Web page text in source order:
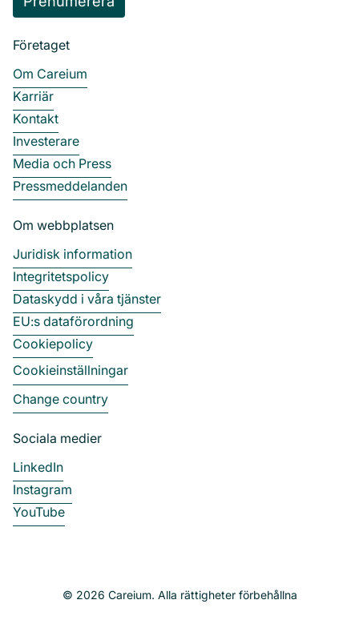
Företaget
Om Careium
Karriär
Kontakt
Investerare
Media och Press
Pressmeddelanden
Om webbplatsen
Juridisk information
Integritetspolicy
Dataskydd i våra tjänster
EU:s dataförordning
Cookiepolicy
Cookieinställningar
Change country
Sociala medier
LinkedIn
Instagram
YouTube
© 2026 Careium. Alla rättigheter förbehållna